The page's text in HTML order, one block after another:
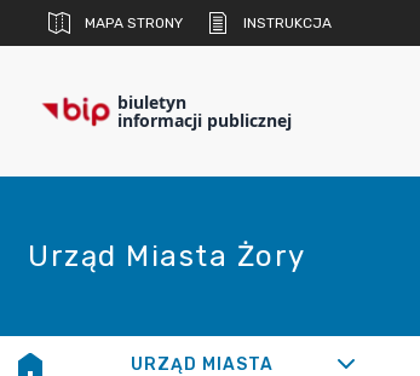
MAPA STRONY INSTRUKCJA
biuletyn
informacji publicznej
Urząd Miasta Żory
URZĄD MIASTA